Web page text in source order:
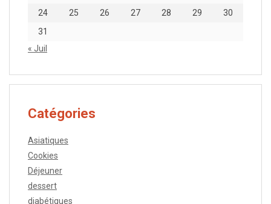
24
25 26 27 28 29
30
31
« Juil
Catégories
Asiatiques
Cookies
Déjeuner
dessert
diabétiques